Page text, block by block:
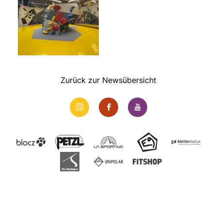
Zurück zur Newsübersicht